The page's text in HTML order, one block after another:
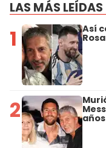
LAS MÁS LEÍDAS
1 Así
2 años